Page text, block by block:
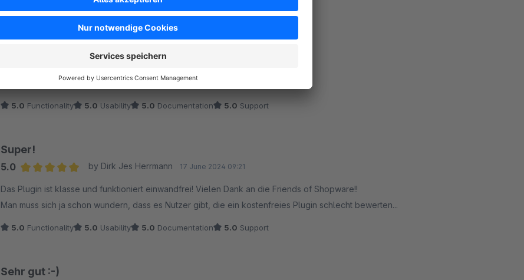
Average rating of 5 out of 5 stars
Dazu auch noch kostenlos. Vielen Dank an den Entwickler.
5.0 Functionality 5.0 Usability 5.0 Documentation 5.0 Support
Super!
5.0
by Dirk Jes Herrmann 17 June 2024 09:21
Das Plugin ist klasse und funktioniert einwandfrei! Vielen Dank an die Friends of Shopware!!
Man muss sich ja schon wundern, dass es Nutzer gibt, die ein kostenfreies Plugin schlecht bewerten...
5.0 Functionality 5.0 Usability 5.0 Documentation 5.0 Support
Sehr gut :-)